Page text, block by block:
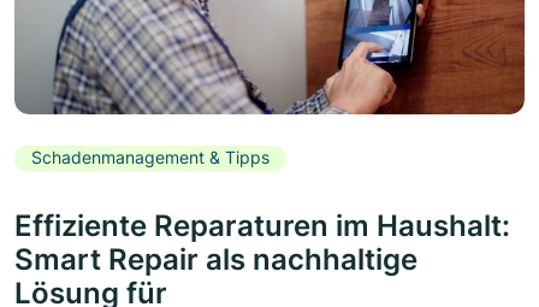
Schadenmanagement & Tipps
Effiziente Reparaturen im Haushalt:
Smart Repair als nachhaltige
Lösung für